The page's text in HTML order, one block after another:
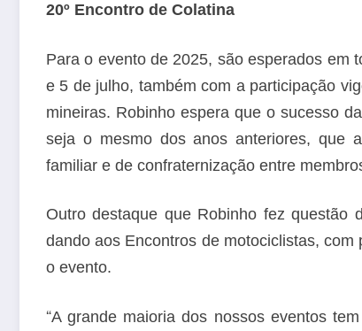
20º Encontro de Colatina
Para o evento de 2025, são esperados em
e 5 de julho, também com a participação
mineiras. Robinho espera que o sucesso
seja o mesmo dos anos anteriores, que
familiar e de confraternização entre
Outro destaque que Robinho fez
dando aos Encontros de motociclistas,
o evento.
“A grande maioria dos nossos eventos